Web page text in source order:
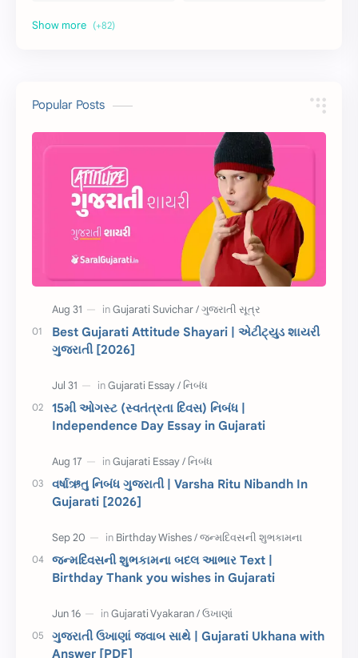
અર્થ વિસ્તાર
10 વાક્યો
સુવિચાર Gujarati Vyakaran
આરતી
અહેવાલ લેખન શુભેચ્છા સંદેશ
Information ગુજરાતી શબ્દો
ધોરણ 5 માહિતી
ગુજરાતી સૂત્ર
ચાલીસા
દિવાળી સમાનાર્થી શબ્દો
સ્પીચ ગુજરાતી Textbook PDF
રક્ષાબંધન 26 જાન્યુઆરી
જાણવા જેવું
શિક્ષક દિવસ ઉત્તરાયણ
કહેવતો Birthday Wishes
Gujarati Slogans Gujarati Speech
ગુજરાતી વ્યાકરણ
Popular Posts
Best Gujarati Attitude Shayari | એટીટ્યુડ શાયરી
ગુજરાતી [2026]
15મી ઓગસ્ટ (સ્વતંત્રતા દિવસ) નિબંધ |
Independence Day Essay in Gujarati
વર્ષાઋતુ નિબંધ ગુજરાતી | Varsha Ritu Nibandh In
Gujarati [2026]
જન્મદિવસની શુભકામના બદલ આભાર Text |
Birthday Thank you wishes in Gujarati
ગુજરાતી ઉખાણાં જવાબ સાથે | Gujarati Ukhana with
Answer [PDF]